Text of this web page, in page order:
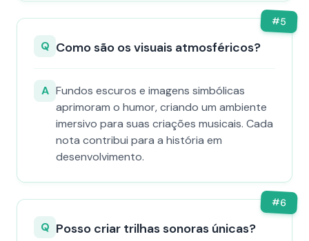
#5
Q Como são os visuais atmosféricos?
A Fundos escuros e imagens simbólicas
aprimoram o humor, criando um ambiente
imersivo para suas criações musicais. Cada
nota contribui para a história em
desenvolvimento.
#6
Q Posso criar trilhas sonoras únicas?